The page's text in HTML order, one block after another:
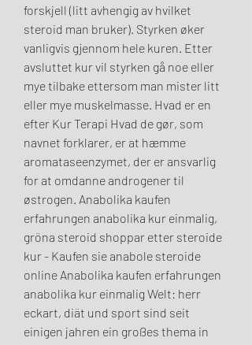
forskjell (litt avhengig av hvilket
steroid man bruker). Styrken øker
vanligvis gjennom hele kuren. Etter
avsluttet kur vil styrken gå noe eller
mye tilbake ettersom man mister litt
eller mye muskelmasse. Hvad er en
efter Kur Terapi Hvad de gør, som
navnet forklarer, er at hæmme
aromataseenzymet, der er ansvarlig
for at omdanne androgener til
østrogen. Anabolika kaufen
erfahrungen anabolika kur einmalig,
gröna steroid shoppar etter steroide
kur - Kaufen sie anabole steroide
online Anabolika kaufen erfahrungen
anabolika kur einmalig Welt: herr
eckart, diät und sport sind seit
einigen jahren ein großes thema in